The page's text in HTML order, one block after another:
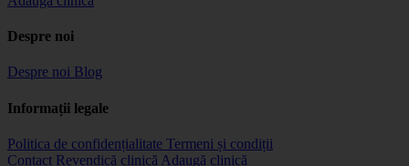
Despre noi
Despre noi Blog
Informații legale
Politica de confidențialitate Termeni și condiții
Contact Revendică clinică Adaugă clinică